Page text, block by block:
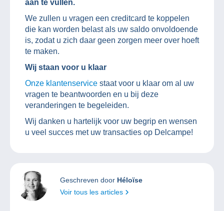
aan te vullen.
We zullen u vragen een creditcard te koppelen
die kan worden belast als uw saldo onvoldoende
is, zodat u zich daar geen zorgen meer over hoeft
te maken.
Wij staan voor u klaar
Onze klantenservice staat voor u klaar om al uw
vragen te beantwoorden en u bij deze
veranderingen te begeleiden.
Wij danken u hartelijk voor uw begrip en wensen
u veel succes met uw transacties op Delcampe!
Geschreven door Héloïse
Voir tous les articles